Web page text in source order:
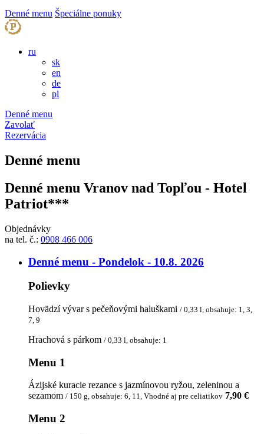
Denné menu Špeciálne ponuky
ru
sk
en
de
pl
Denné menu
Zavolať
Rezervácia
Denné menu
Denné menu Vranov nad Topľou - Hotel
Patriot***
Objednávky
na tel. č.: 0908 466 006
Denné menu - Pondelok - 10.8. 2026
Polievky
Hovädzí vývar s pečeňovými haluškami / 0,33 l, obsahuje: 1, 3,
7, 9
Hrachová s párkom / 0,33 l, obsahuje: 1
Menu 1
Ázijské kuracie rezance s jazmínovou ryžou, zeleninou a
sezamom / 150 g, obsahuje: 6, 11, Vhodné aj pre celiatikov 7,90 €
Menu 2